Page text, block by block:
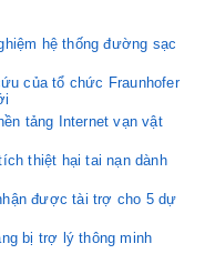
hệ thống đường sạc
của tổ chức Fraunhofer
tảng Internet vạn vật
thiệt hại tai nạn dành
được tài trợ cho 5 dự
bị trợ lý thông minh